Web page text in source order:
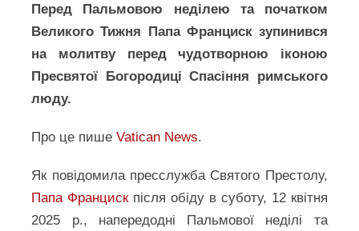
Перед Пальмовою неділею та початком
Великого Тижня Папа Франциск зупинився
на молитву перед чудотворною іконою
Пресвятої Богородиці Спасіння римського
люду.
Про це пишеVatican News.
Як повідомила пресслужба Святого Престолу,
Папа Францискпісля обіду в суботу, 12 квітня
2025 р., напередодні Пальмової неділі та